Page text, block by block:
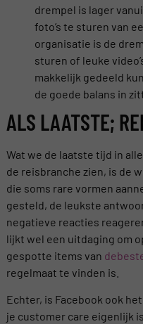
drempel is lager
foto’s te sturen van
organisatie is de
sturen of leuke
makkelijk gedeeld
de goede balans in
ALS LAATSTE;
Wat we de laatste tijd in
de reisbranche zien, is de
die soms rare vormen
gesteld, de leukste
negatieve reacties
lijkt wel een uitdaging om
gespotte items van
regelmaat te vinden is.
Echter, is Facebook ook
je customer care eigenlijk